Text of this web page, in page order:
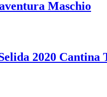
Maschio
2020 Cantina